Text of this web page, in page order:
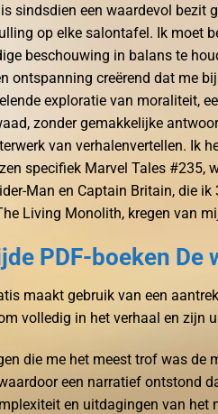
sindsdien een waardevol bezit
op elke salontafel. Ik moet
beschouwing in balans te
ontspanning creërend dat me
exploratie van moraliteit,
zonder gemakkelijke
van verhalenvertellen. Ik
specifiek Marvel Tales #235,
Man en Captain Britain, die
Living Monolith, kregen van
PDF-boeken De
maakt gebruik van een
volledig in het verhaal en zijn
die me het meest trof was de
een narratief ontstond
en uitdagingen van het